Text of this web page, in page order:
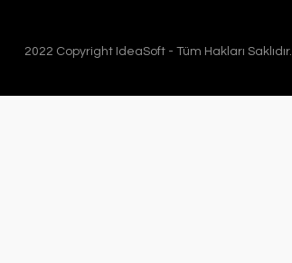
2022 Copyright IdeaSoft - Tüm Hakları Saklıdır.